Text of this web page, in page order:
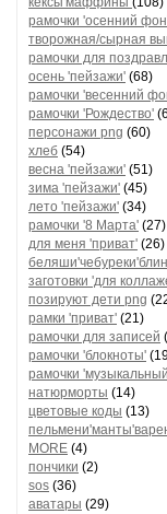
рамочки 'осенний
творожная/сырная
рамочки для
осень 'пейзажи' (68)
рамочки 'весенний
рамочки 'Рождество'
персонажи png (60)
хлеб (54)
весна 'пейзажи' (51)
зима 'пейзажи' (45)
лето 'пейзажи' (34)
рамочки '8 Марта' (27)
для меня 'приват' (26)
заготовки 'для
позируют дети png
рамки 'приват' (21)
рамочки для записей
рамочки 'блокноты'
рамочки
натюрморты (14)
цветовые коды (13)
MORE (4)
пончики (2)
sos (36)
аватары (29)